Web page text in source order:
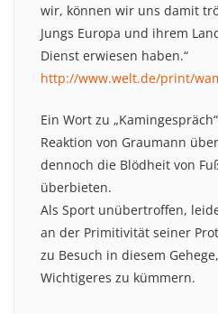
wir, können wir uns damit
Jungs Europa und ihrem
Dienst erwiesen haben.“
http://www.welt.de/print/
Ein Wort zu
Reaktion von Graumann
dennoch die Blödheit von
überbieten.
Als Sport unübertroffen,
an der Primitivität seiner
zu Besuch in diesem
Wichtigeres zu kümmern.